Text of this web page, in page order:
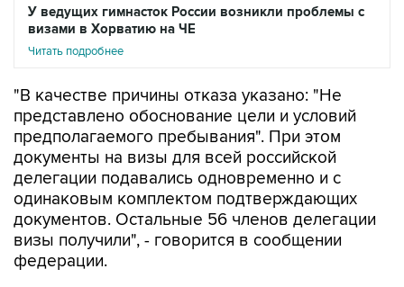
У ведущих гимнасток России возникли проблемы с
визами в Хорватию на ЧЕ
Читать подробнее
"В качестве причины отказа указано: "Не
представлено обоснование цели и условий
предполагаемого пребывания". При этом
документы на визы для всей российской
делегации подавались одновременно и с
одинаковым комплектом подтверждающих
документов. Остальные 56 членов делегации
визы получили", - говорится в сообщении
федерации.